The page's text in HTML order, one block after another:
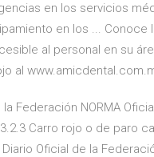
en los servicios
en los ...
al personal en su
al
la Federación NORMA
Carro rojo o de paro
Oficial de la